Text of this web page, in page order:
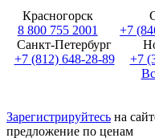
Красногорск
8 800 755 2001
+7
Санкт-Петербург
+7 (812) 648-28-89
+7
Зарегистрируйтесь на
предложение по ценам